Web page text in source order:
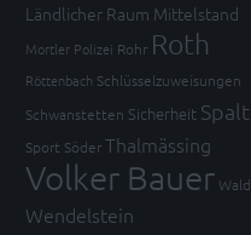
Ländlicher Raum Mittelstand
Mortler Polizei Rohr Roth
Röttenbach Schlüsselzuweisungen
Schwanstetten Sicherheit Spalt
Sport SöderThalmässing
Volker BauerWald
Wendelstein